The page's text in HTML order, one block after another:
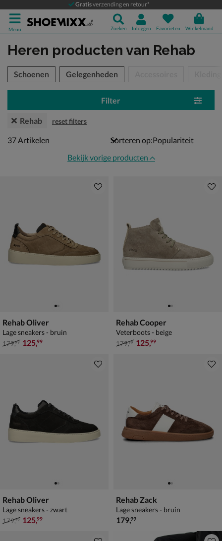
Gratisverzending en retour*
Menu Zoeken Inloggen Favorieten Winkelmand
Heren producten van Rehab
over
Schoenen Gelegenheden
Filter
Rehab reset filters
37 artikelen
37Artikelen
Sorteren op:
Bekijk vorige producten
Rehab Oliver
Lage sneakers - bruin
van € 179,99 voor € 125,99
179,99 125,99
Rehab Cooper
Veterboots - beige
van € 179,99 voor € 125,99
179,99 125,99
Rehab Oliver
Lage sneakers - zwart
van € 179,99 voor € 125,99
179,99 125,99
Rehab Zack
Lage sneakers - bruin
€ 179,99
179,99